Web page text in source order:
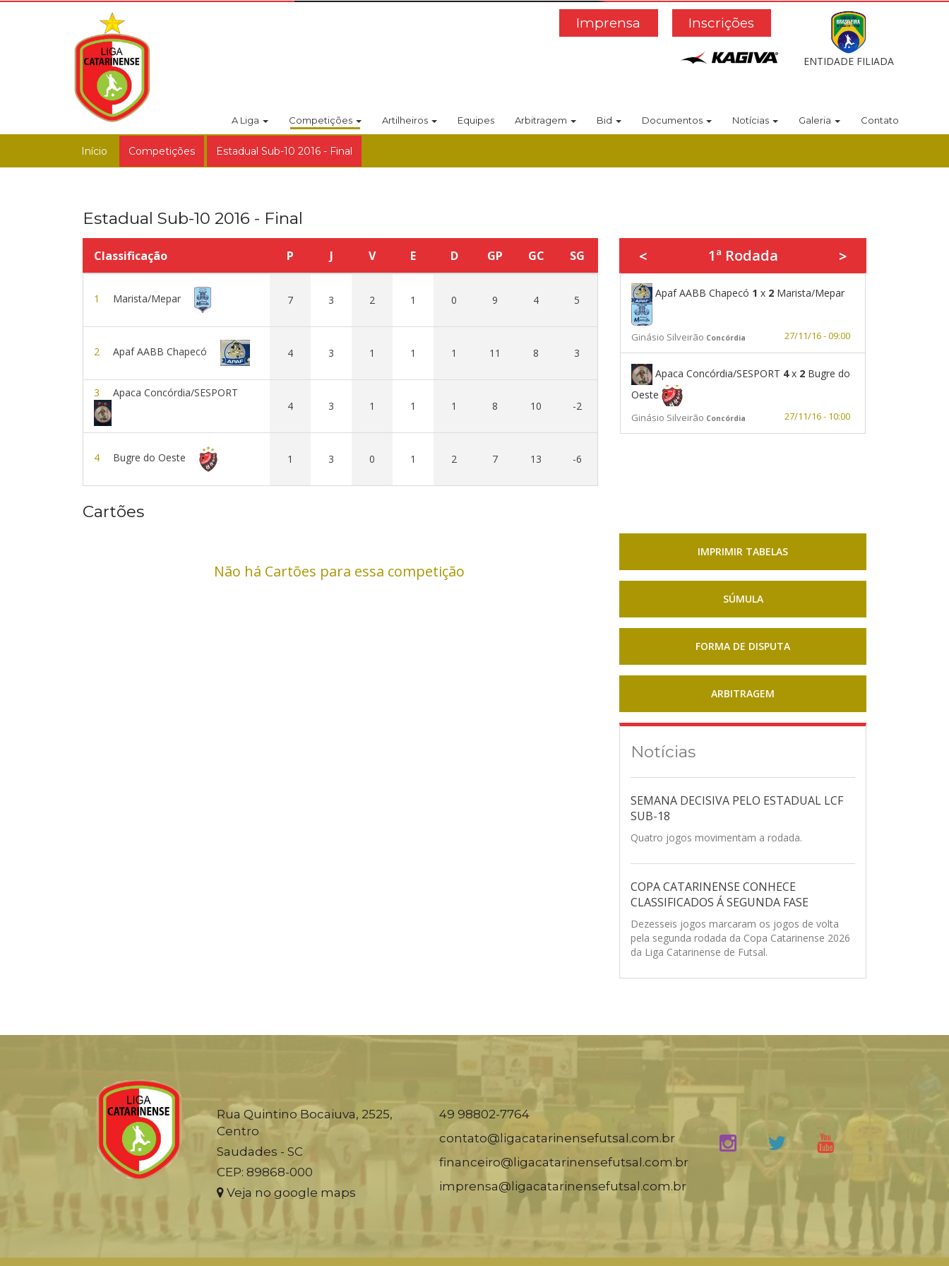
Inscrições
Imprensa
ENTIDADE FILIADA
A Liga Competições Artilheiros Equipes Arbitragem Bid Documentos Notícias Galeria Contato
Início Competições Estadual Sub-10 2016 - Final
Estadual Sub-10 2016 - Final
Classificação P J V E D GP GC SG
1 Marista/Mepar 7 3 2 1 0 9 4 5
2 Apaf AABB Chapecó 4 3 1 1 1 11 8 3
3
Apaca Concórdia/SESPORT
4
3 1 1 1 8 10 -2
4 Bugre do Oeste 1 3 0 1 2 7 13 -6
< 1ª Rodada >
Apaf AABB Chapecó 1 x 2 Marista/Mepar
Ginásio Silveirão Concórdia 27/11/16 - 09:00
Apaca Concórdia/SESPORT 4x 2 Bugre do
Oeste
Ginásio Silveirão Concórdia 27/11/16 - 10:00
Cartões
Não há Cartões para essa competição
IMPRIMIR TABELAS
SÚMULA
FORMA DE DISPUTA
ARBITRAGEM
Notícias
SEMANA DECISIVA PELO ESTADUAL LCF
SUB-18
Quatro jogos movimentam a rodada.
COPA CATARINENSE CONHECE
CLASSIFICADOS Á SEGUNDA FASE
Dezesseis jogos marcaram os jogos de volta
pela segunda rodada da Copa Catarinense 2026
da Liga Catarinense de Futsal.
Rua Quintino Bocaiuva, 2525,
Centro
Saudades - SC
CEP: 89868-000
Veja no google maps
49 98802-7764
contato@ligacatarinensefutsal.com.br
financeiro@ligacatarinensefutsal.com.br
imprensa@ligacatarinensefutsal.com.br